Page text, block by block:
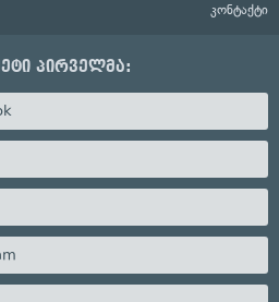
კონტაქტი
პირველმა: